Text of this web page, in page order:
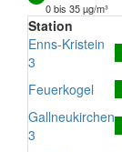
0 bis 35 µg/m³
Station
Enns-Kristein
3
Feuerkogel
Gallneukirchen
3